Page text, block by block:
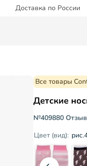
Доставка по России
Все товары
Детские
№409880
Цвет (вид):